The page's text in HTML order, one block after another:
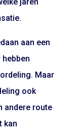
aan een
Maar
ook
andere route
kan